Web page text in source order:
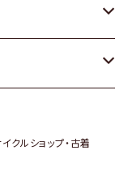
ルショップ・古着